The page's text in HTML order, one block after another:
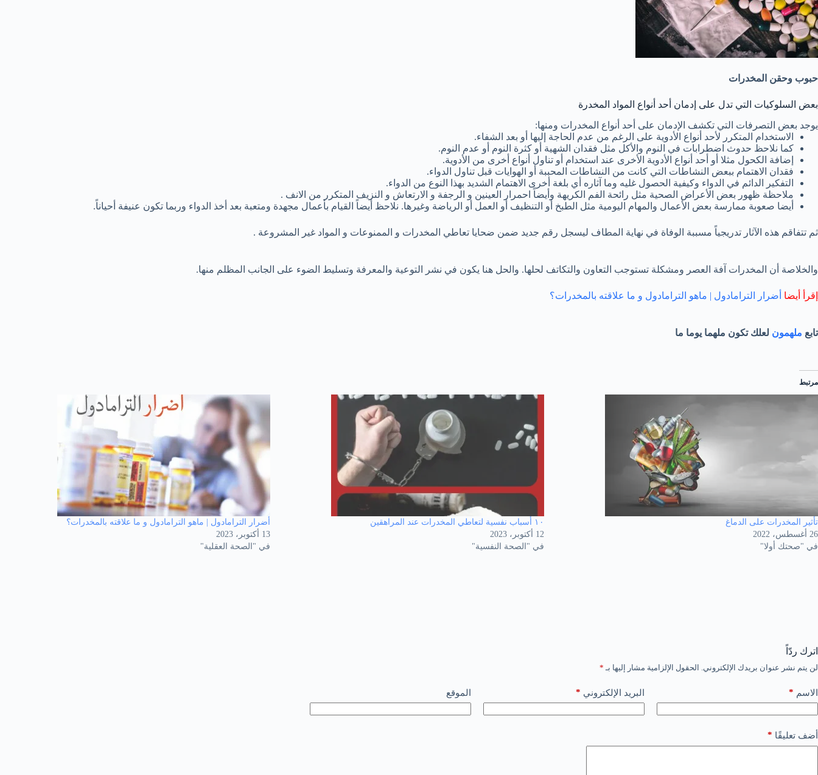
حبوب وحقن المخدرات
بعض السلوكيات التي تدل على إدمان أحد أنواع المواد المخدرة
يوجد بعض التصرفات التي تكشف الإدمان على أحد أنواع المخدرات ومنها:
الاستخدام المتكرر لأحد أنواع الأدوية على الرغم من عدم الحاجة إليها أو بعد الشفاء.
كما نلاحظ حدوث اضطرابات في النوم والأكل مثل فقدان الشهية أو كثرة النوم أو عدم النوم.
إضافة الكحول مثلا أو أحد أنواع الأدوية الأخرى عند استخدام أو تناول أنواع أخرى من الأدوية.
فقدان الاهتمام ببعض النشاطات التي كانت من النشاطات المحببة أو الهوايات قبل تناول الدواء.
التفكير الدائم في الدواء وكيفية الحصول غليه وما آثاره أي بلغة أخرى الاهتمام الشديد بهذا النوع من الدواء.
ملاحظة ظهور بعض الأعراض الصحية مثل رائحة الفم الكريهة وأيضاً احمرار العينين و الرجفة و الارتعاش و النزيف المتكرر من الانف .
أيضا صعوبة ممارسة بعض الأعمال والمهام اليومية مثل الطبخ أو التنظيف أو العمل أو الرياضة وغيرها. نلاحظ أيضاً القيام بأعمال مجهدة ومتعبة بعد أخذ الدواء وربما تكون عنيفة أحياناً.
ثم تتفاقم هذه الآثار تدريجياً مسببة الوفاة في نهاية المطاف ليسجل رقم جديد ضمن ضحايا تعاطي المخدرات و الممنوعات و المواد غير المشروعة .
والخلاصة أن المخدرات آفة العصر ومشكلة تستوجب التعاون والتكاتف لحلها. والحل هنا يكون في نشر التوعية والمعرفة وتسليط الضوء على الجانب المظلم منها.
إقرأ أيضا أضرار الترامادول | ماهو الترامادول و ما علاقته بالمخدرات؟
تابع ملهمون لعلك تكون ملهما يوما ما
مرتبط
تأثير المخدرات على الدماغ
26 أغسطس، 2022
في "صحتك أولا"
١٠ أسباب نفسية لتعاطي المخدرات عند المراهقين
12 أكتوبر، 2023
في "الصحة النفسية"
أضرار الترامادول | ماهو الترامادول و ما علاقته بالمخدرات؟
13 أكتوبر، 2023
في "الصحة العقلية"
اترك ردّاً
لن يتم نشر عنوان بريدك الإلكتروني. الحقول الإلزامية مشار إليها بـ *
الاسم * البريد الإلكتروني * الموقع
أضف تعليقًا *